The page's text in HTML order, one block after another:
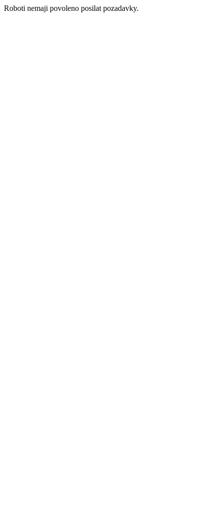
Roboti nemaji povoleno posilat pozadavky.